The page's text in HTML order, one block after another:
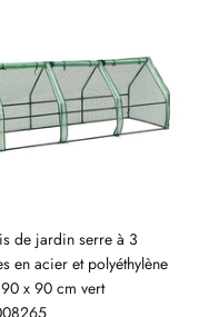
de jardin serre à 3
en acier et polyéthylène
x 90 cm vert